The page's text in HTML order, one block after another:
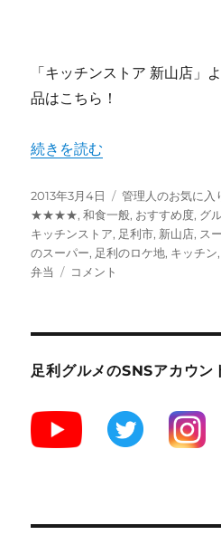
「キッチンストア 新山店」
品はこちら！
“スーパー キッチン 「鳥
続きを読む
投
稿
日:
2013年3月4日
カ
テ
ゴ
リ
管理人のお気に入
★★★★,和食一般, おすすめ度, グ
キッチンストア, 足利市, 新山店, ス
のスーパー, 足利のロケ地, キッチン,
弁当
ス
ッ
「鳥
常
コメント
足利グルメのSNSアカウン